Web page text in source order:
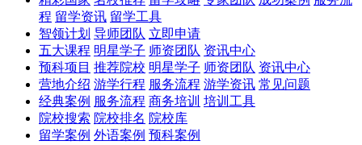
程 留学资讯 留学工具
智领计划 导师团队 立即申请
五大课程 明星学子 师资团队 资讯中心
预科项目 推荐院校 明星学子 师资团队 资讯中心
营地介绍 游学行程 服务流程 游学资讯 常见问题
经典案例 服务流程 商务培训 培训工具
院校搜索 院校排名 院校库
留学案例 外语案例 预科案例